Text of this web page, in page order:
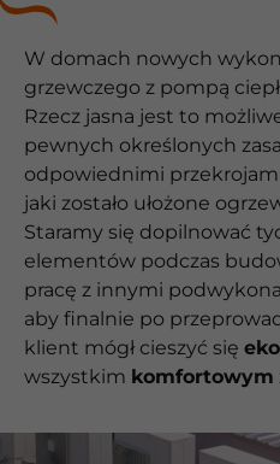
W domach nowych
grzewczego z pompą
Rzecz jasna jest to
pewnych określonych
odpowiednimi
jaki zostało ułożone
Staramy się dopilnować
elementów podczas
pracę z innymi
aby finalnie po
klient mógł cieszyć się
wszystkim komfortowym